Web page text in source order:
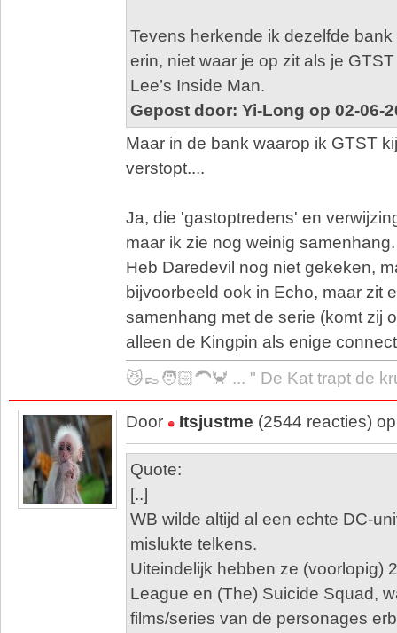
Tevens herkende ik dezelfde
erin, niet waar je op zit als je
Lee’s Inside Man.
Gepost door: Yi-Long op 02-06-
Maar in de bank waarop ik GTST
verstopt....
Ja, die 'gastoptredens' en
maar ik zie nog weinig samenhang.
Heb Daredevil nog niet gekeken,
bijvoorbeeld ook in Echo, maar zit
samenhang met de serie (komt zij
alleen de Kingpin als enige
😼👞🧑🏻‍🦱🦀 ... " De Kat trapt de
Door Itsjustme (2544 reacties)
Quote:
[..]
WB wilde altijd al een echte DC-
mislukte telkens.
Uiteindelijk hebben ze (voorlopig)
League en (The) Suicide Squad,
films/series van de personages